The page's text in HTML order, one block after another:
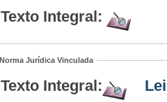
Texto Integral:
Norma Jurídica Vinculada
Texto Integral: